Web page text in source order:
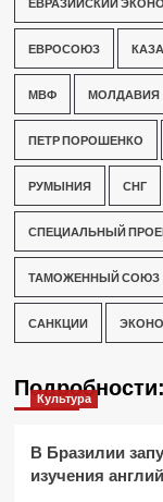
ЕВРОСОЮЗ
МВФ МОЛДАВИЯ
ПЕТР ПОРОШЕНКО
РУМЫНИЯ СНГ
СПЕЦИАЛЬНЫЙ
ТАМОЖЕННЫЙ СОЮЗ
САНКЦИИ
Подробности:
Культура
В Бразилии
изучения